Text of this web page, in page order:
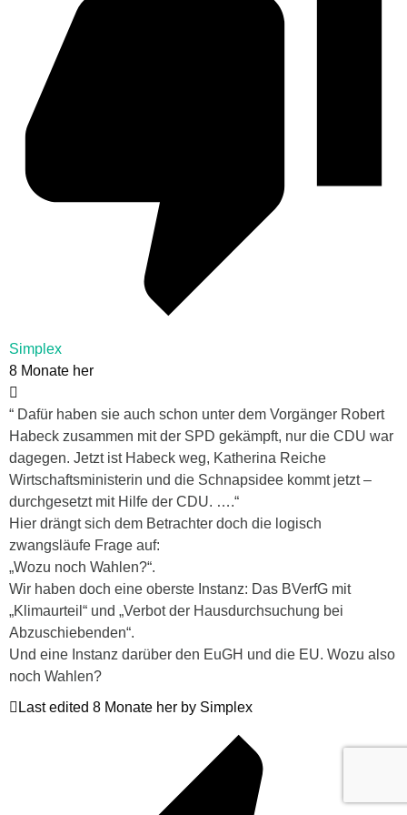
Simplex
8 Monate her
“ Dafür haben sie auch schon unter dem Vorgänger Robert
Habeck zusammen mit der SPD gekämpft, nur die CDU war
dagegen. Jetzt ist Habeck weg, Katherina Reiche
Wirtschaftsministerin und die Schnapsidee kommt jetzt –
durchgesetzt mit Hilfe der CDU. ….“
Hier drängt sich dem Betrachter doch die logisch
zwangsläufe Frage auf:
„Wozu noch Wahlen?“.
Wir haben doch eine oberste Instanz: Das BVerfG mit
„Klimaurteil“ und „Verbot der Hausdurchsuchung bei
Abzuschiebenden“.
Und eine Instanz darüber den EuGH und die EU. Wozu also
noch Wahlen?
Last edited 8 Monate her by Simplex